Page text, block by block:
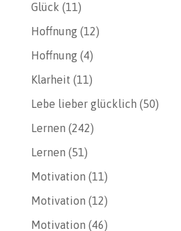
Glück (11)
Hoffnung(12)
Hoffnung(4)
Klarheit (11)
Lebe lieber glücklich (50)
Lernen (242)
Lernen (51)
Motivation (11)
Motivation (12)
Motivation (46)